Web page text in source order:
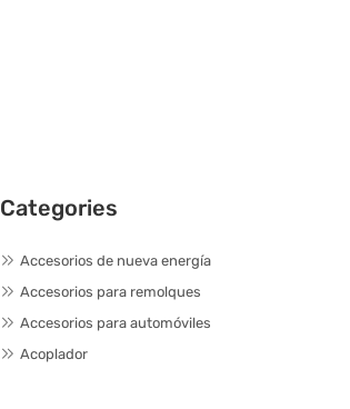
Categories
Accesorios de nueva energía
Accesorios para remolques
Accesorios para automóviles
Acoplador